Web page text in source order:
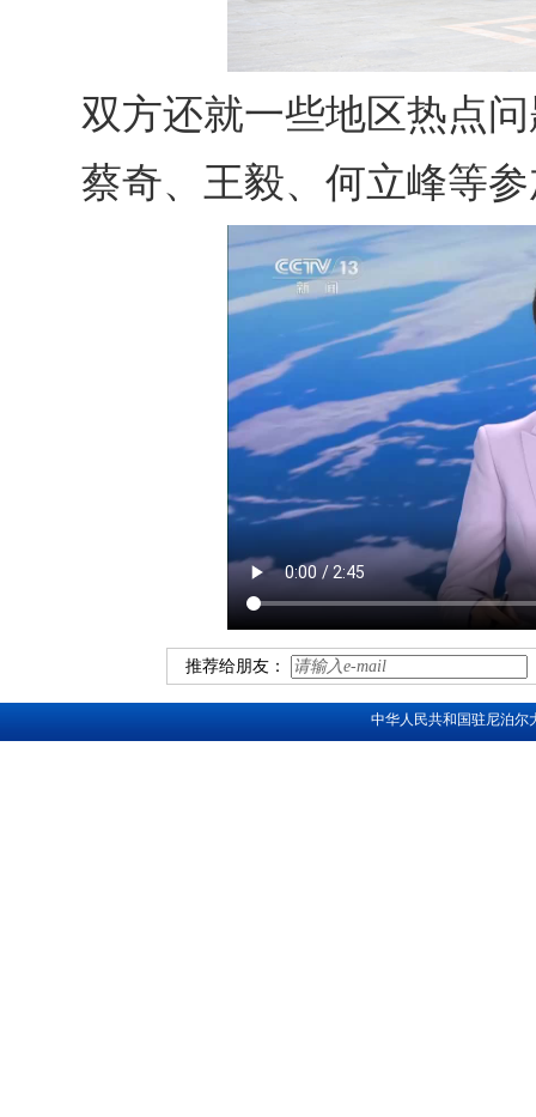
双方还就一些地区热点
蔡奇、王毅、何立峰等
推荐给朋友：
中华人民共和国驻尼泊尔